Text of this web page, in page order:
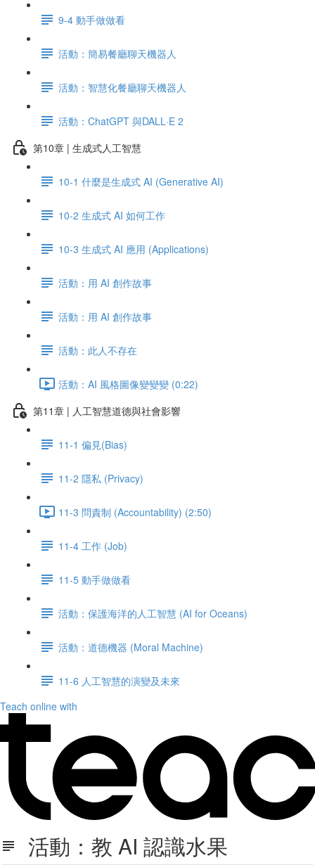
9-4 動手做做看
活動：簡易餐廳聊天機器人
活動：智慧化餐廳聊天機器人
活動：ChatGPT 與DALL·E 2
第10章 | 生成式人工智慧
10-1 什麼是生成式 AI (Generative AI)
10-2 生成式 AI 如何工作
10-3 生成式 AI 應用 (Applications)
活動：用 AI 創作故事
活動：用 AI 創作故事
活動：此人不存在
活動：AI 風格圖像變變變 (0:22)
第11章 | 人工智慧道德與社會影響
11-1 偏見(Bias)
11-2 隱私 (Privacy)
11-3 問責制 (Accountability) (2:50)
11-4 工作 (Job)
11-5 動手做做看
活動：保護海洋的人工智慧 (AI for Oceans)
活動：道德機器 (Moral Machine)
11-6 人工智慧的演變及未來
Teach online with
活動：教 AI 認識水果